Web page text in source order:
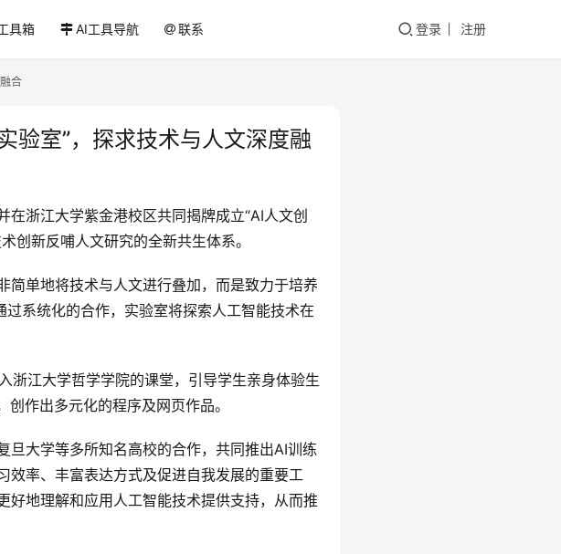
具箱 AI工具导航 联系 登录 注册
合
验室”，探求技术与人文深度融
浙江大学紫金港校区共同揭牌成立“AI人文创
创新反哺人文研究的全新共生体系。
简单地将技术与人文进行叠加，而是致力于培养
系统化的合作，实验室将探索人工智能技术在
浙江大学哲学学院的课堂，引导学生亲身体验生
作出多元化的程序及网页作品。
大学等多所知名高校的合作，共同推出AI训练
效率、丰富表达方式及促进自我发展的重要工
好地理解和应用人工智能技术提供支持，从而推